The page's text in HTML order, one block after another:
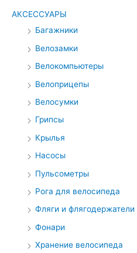
АКСЕССУАРЫ
Багажники
Велозамки
Велокомпьютеры
Велоприцепы
Велосумки
Грипсы
Крылья
Насосы
Пульсометры
Рога для велосипеда
Фляги и флягодержатели
Фонари
Хранение велосипеда